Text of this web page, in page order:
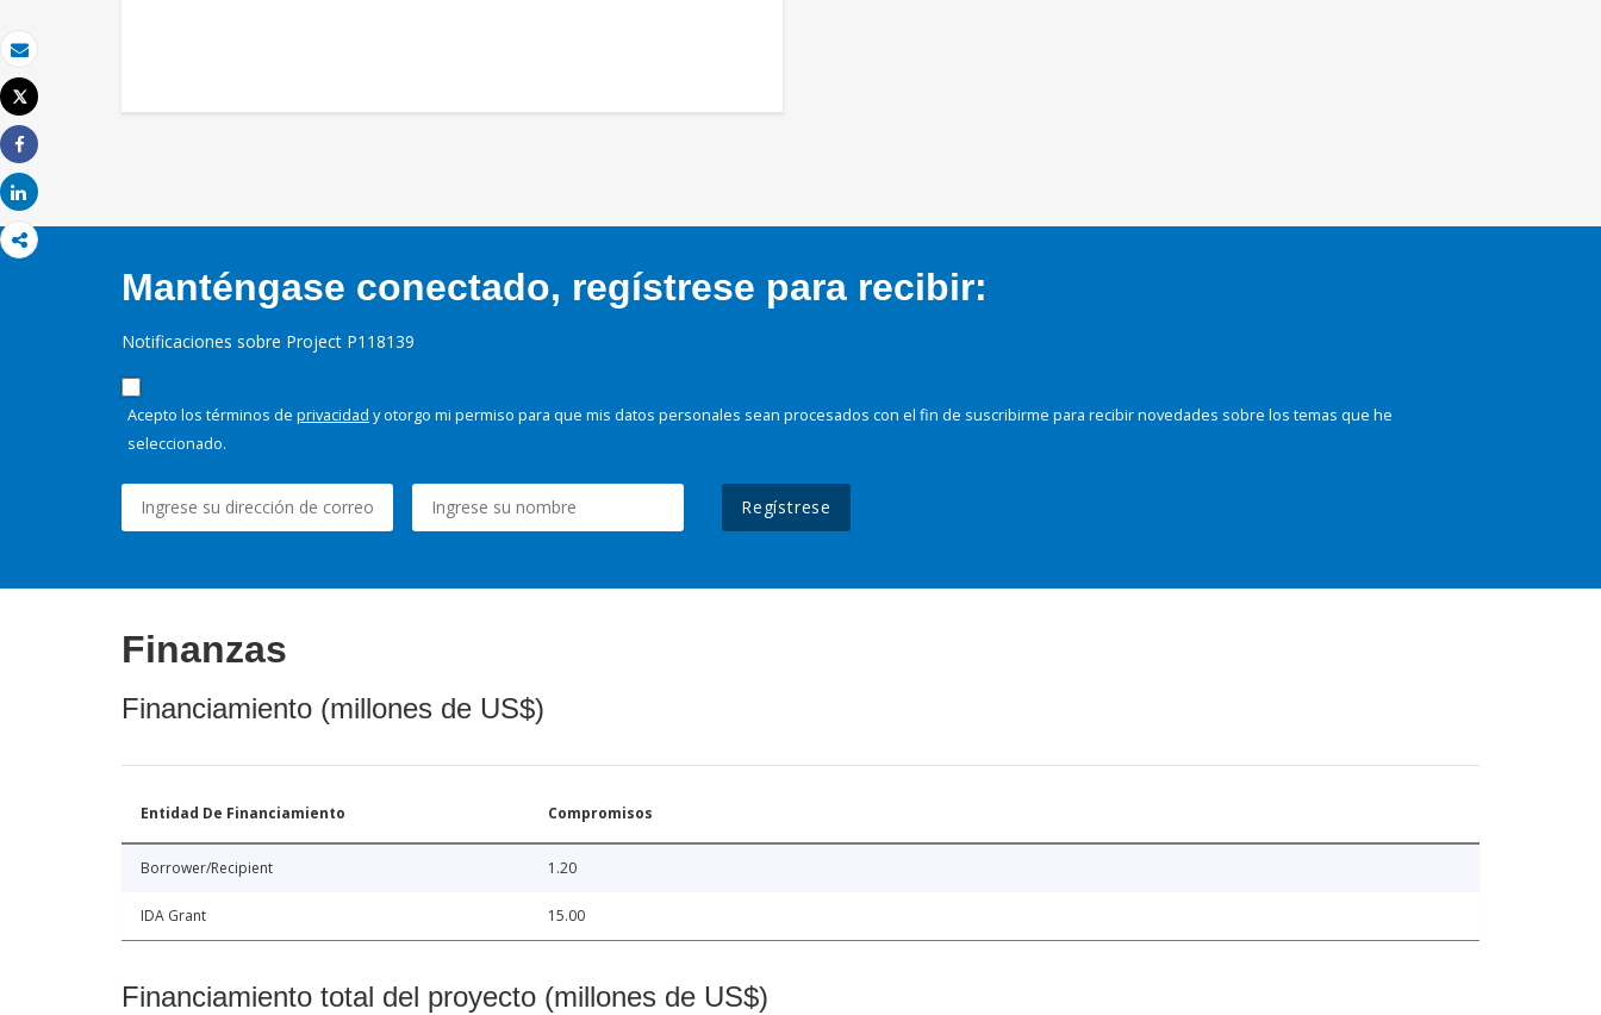
Correo electrónico
Imprimir
Tweet
Share
Share
Manténgase conectado, regístrese para recibir:
Notificaciones sobre Project P118139
Acepto los términos de privacidad y otorgo mi permiso para que mis datos personales sean procesados con el fin de suscribirme para recibir novedades sobre los temas que he
seleccionado.
Regístrese
Finanzas
Financiamiento (millones de US$)
Entidad De Financiamiento Compromisos
Borrower/Recipient 1.20
IDA Grant 15.00
Financiamiento total del proyecto (millones de US$)